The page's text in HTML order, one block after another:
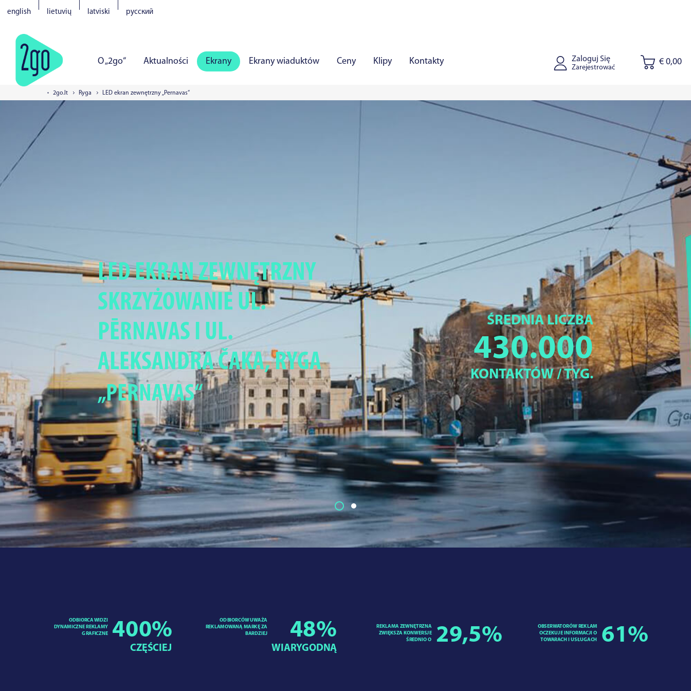
english lietuvių latviski русский
O „2go“ Aktualności Ekrany Ekrany wiaduktów Ceny Klipy Kontakty Zaloguj Się
Zarejestrować
€ 0,00
Wilno Kowno Kłajpeda
2go.lt Ryga LED ekran zewnętrzny „Pernavas“
LED EKRAN ZEWNĘTRZNY
SKRZYŻOWANIE UL.
PĒRNAVAS I UL.
ALEKSANDRA ČAKA, RYGA
„PERNAVAS“
ŚREDNIA LICZBA
430.000
KONTAKTÓW / TYG.
ODBIORCA WIDZI
DYNAMICZNE REKLAMY
GRAFICZNE
400%
CZĘŚCIEJ
ODBIORCÓW UWAŻA
REKLAMOWANĄ MARKĘ ZA
BARDZIEJ
48%
WIARYGODNĄ
REKLAMA ZEWNĘTRZNA
ZWIĘKSZA KONWERSJE
ŚREDNIO O
29,5%
OBSERWATORÓW REKLAM
OCZEKUJE INFORMACJI O
TOWARACH I USŁUGACH
61%